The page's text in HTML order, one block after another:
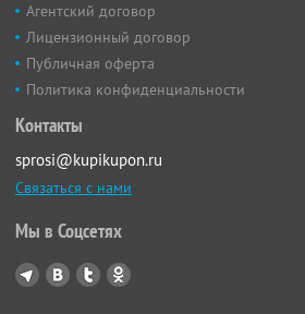
Агентский договор
Лицензионный договор
Публичная оферта
Политика конфиденциальности
Контакты
sprosi@kupikupon.ru
Связаться с нами
Мы в Соцсетях